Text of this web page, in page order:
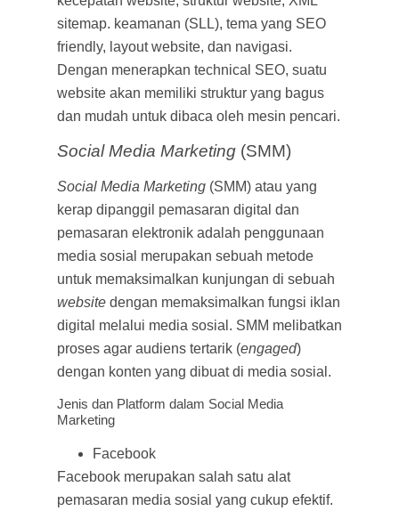
sitemap. keamanan (SLL), tema yang SEO
friendly, layout website, dan navigasi.
Dengan menerapkan technical SEO, suatu
website akan memiliki struktur yang bagus
dan mudah untuk dibaca oleh mesin pencari.
Social Media Marketing(SMM)
Social Media Marketing(SMM) atau yang
kerap dipanggil pemasaran digital dan
pemasaran elektronik adalah penggunaan
media sosial merupakan sebuah metode
untuk memaksimalkan kunjungan di sebuah
websitedengan memaksimalkan fungsi iklan
digital melalui media sosial. SMM melibatkan
proses agar audiens tertarik (engaged)
dengan konten yang dibuat di media sosial.
Jenis dan Platform dalam Social Media
Marketing
Facebook
Facebook merupakan salah satu alat
pemasaran media sosial yang cukup efektif.